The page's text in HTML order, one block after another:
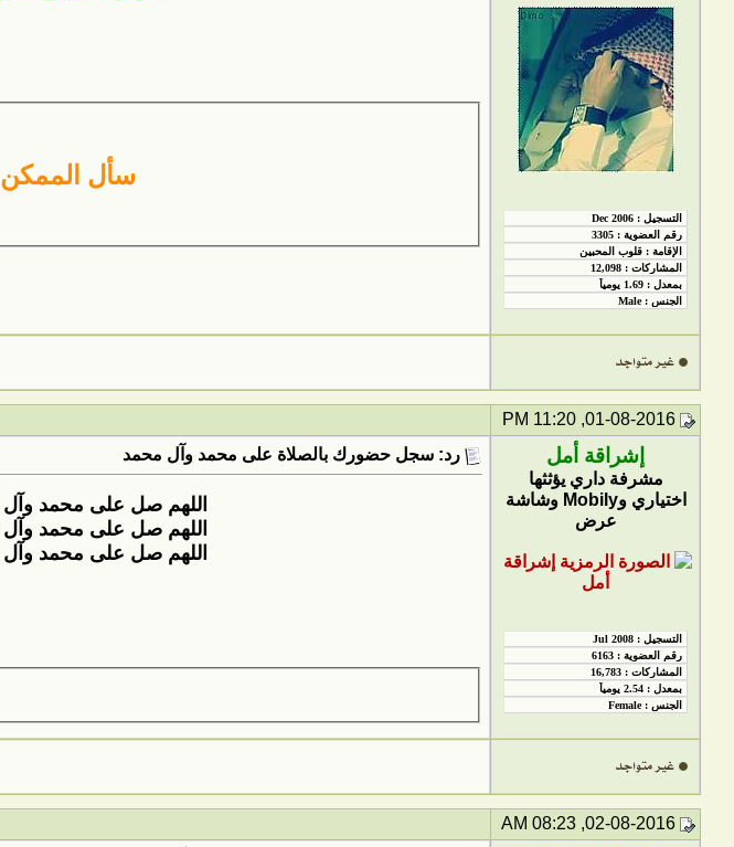
سأل
إشراقة أمل
مشرفة داري يؤثثها
اختياري وMobily وشاشة
عرض
رد: سجل حضورك بالصلاة على محمد وآل محمد
اللهم صل على محمد
اللهم صل على محمد
اللهم صل على محمد